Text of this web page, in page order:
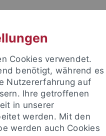
EINRICHTUNGEN
Cookies verwendet.
benötigt, während es
Nutzererfahrung auf
Ihre getroffenen
in unserer
werden. Mit den
werden auch Cookies